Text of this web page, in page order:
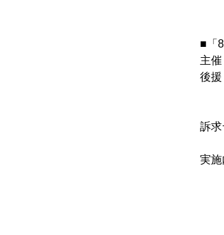
■「
主
後
一
一
訴求
運
実
7